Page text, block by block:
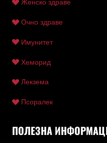
Женско здраве
Очно здраве
Имунитет
Хеморид
Лекзема
Псоралек
ПОЛЕЗНА